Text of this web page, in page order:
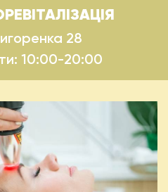
28
10:00-20:00